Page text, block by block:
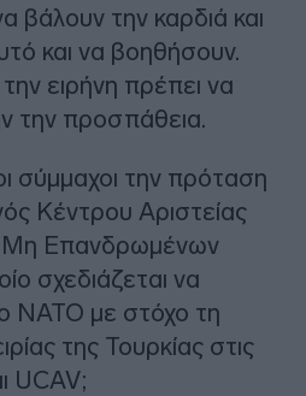
βάλουν την καρδιά και
και να βοηθήσουν.
ειρήνη πρέπει να
την προσπάθεια.
σύμμαχοι την πρόταση
Κέντρου Αριστείας
Μη Επανδρωμένων
σχεδιάζεται να
ΝΑΤΟ με στόχο τη
της Τουρκίας στις
UCAV;